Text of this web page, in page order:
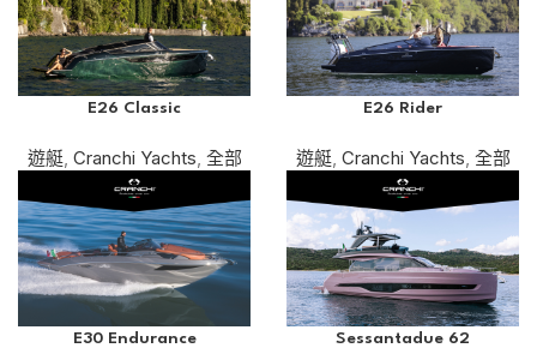
E26 Classic
遊艇, Cranchi Yachts, 全部
E26 Rider
遊艇, Cranchi Yachts, 全部
E30 Endurance Sessantadue 62